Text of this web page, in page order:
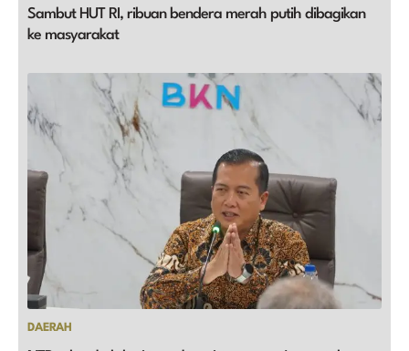
Sambut HUT RI, ribuan bendera merah putih dibagikan
ke masyarakat
DAERAH